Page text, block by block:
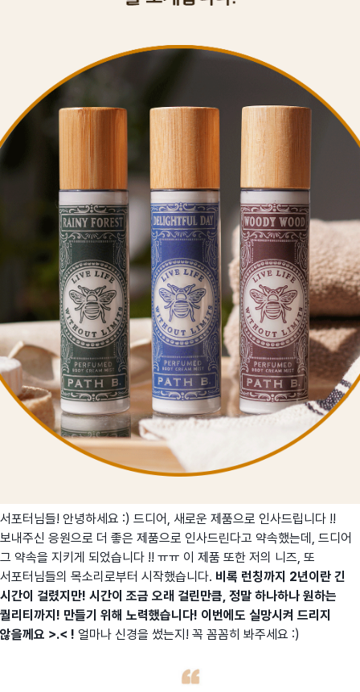
서포터님들! 안녕하세요 :) 드디어, 새로운 제품으로 인사드립니다 !!
보내주신 응원으로 더 좋은 제품으로 인사드린다고 약속했는데, 드디어
그 약속을 지키게 되었습니다 !! ㅠㅠ 이 제품 또한 저의 니즈, 또
서포터님들의 목소리로부터 시작했습니다. 비록 런칭까지 2년이란 긴
시간이 걸렸지만! 시간이 조금 오래 걸린만큼, 정말 하나하나 원하는
퀄리티까지! 만들기 위해 노력했습니다! 이번에도 실망시켜 드리지
않을께요 >.< ! 얼마나 신경을 썼는지! 꼭 꼼꼼히 봐주세요 :)